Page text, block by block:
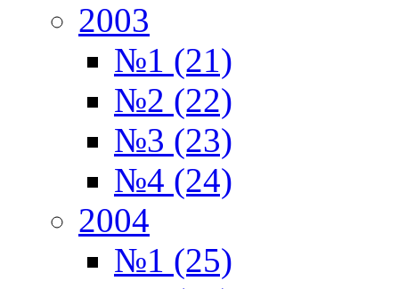
2003
№1 (21)
№2 (22)
№3 (23)
№4 (24)
2004
№1 (25)